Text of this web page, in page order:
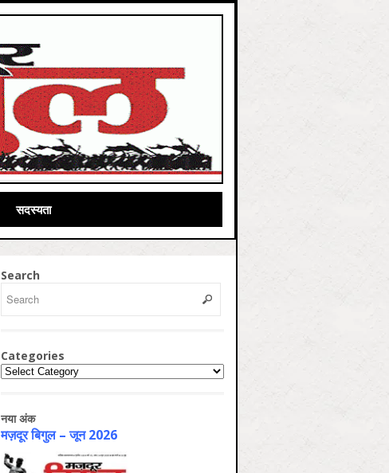
सदस्यता
Search
Categories
Categories
नया अंक
मज़दूर बिगुल – जून 2026